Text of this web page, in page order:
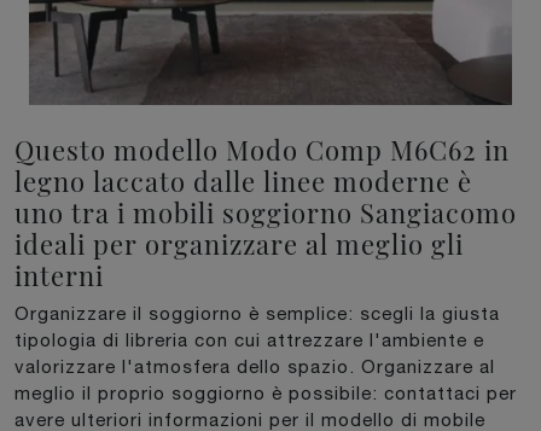
Questo modello Modo Comp M6C62 in
legno laccato dalle linee moderne è
uno tra i mobili soggiorno Sangiacomo
ideali per organizzare al meglio gli
interni
Organizzare il soggiorno è semplice: scegli la giusta
tipologia di libreria con cui attrezzare l'ambiente e
valorizzare l'atmosfera dello spazio. Organizzare al
meglio il proprio soggiorno è possibile: contattaci per
avere ulteriori informazioni per il modello di mobile